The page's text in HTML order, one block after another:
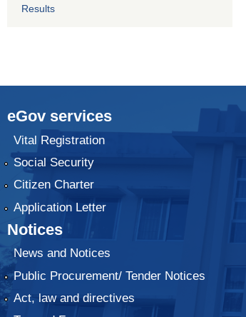
Results
eGov services
Vital Registration
Social Security
Citizen Charter
Application Letter
Notices
News and Notices
Public Procurement/ Tender Notices
Act, law and directives